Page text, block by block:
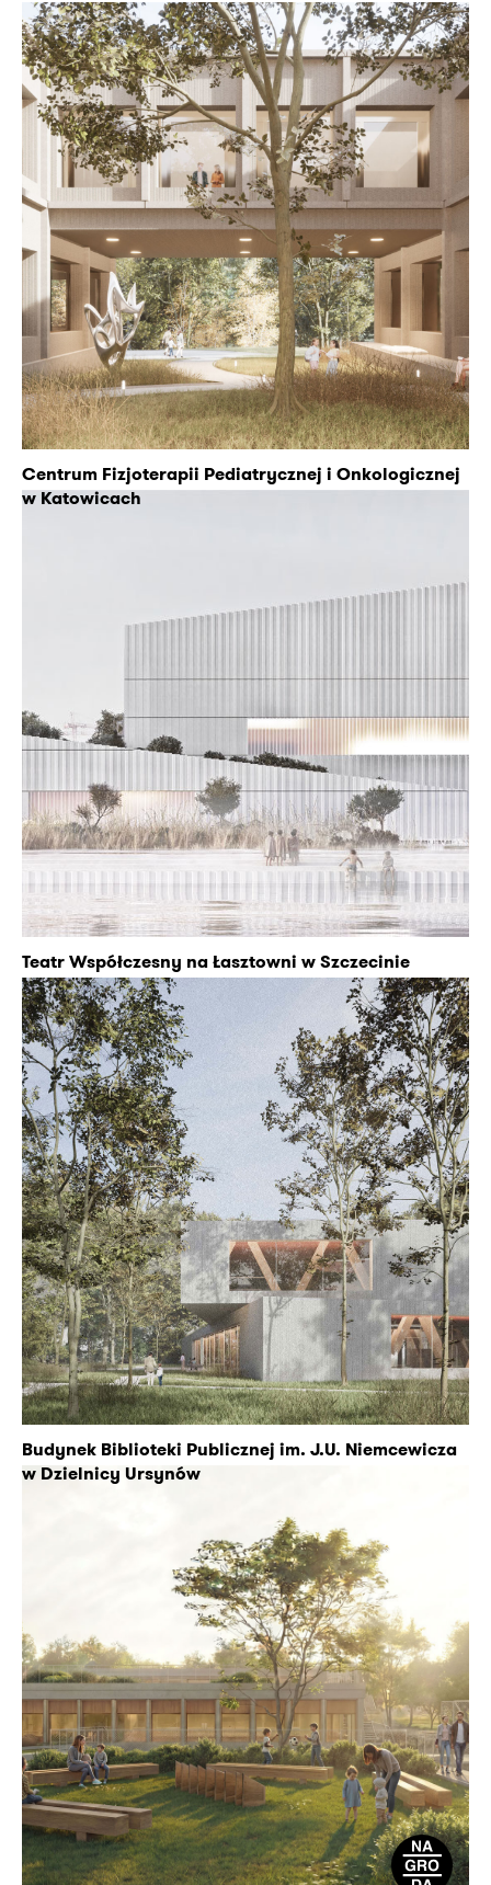
Centrum Fizjoterapii Pediatrycznej i Onkologicznej
w Katowicach
Teatr Współczesny na Łasztowni w Szczecinie
Budynek Biblioteki Publicznej im. J.U. Niemcewicza
w Dzielnicy Ursynów